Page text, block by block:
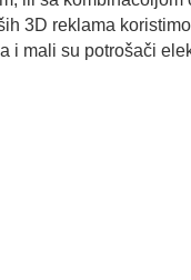
3D reklama
i mali su potrošači